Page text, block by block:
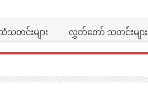
သတင်းများ လွှတ်တော် သတင်းများ